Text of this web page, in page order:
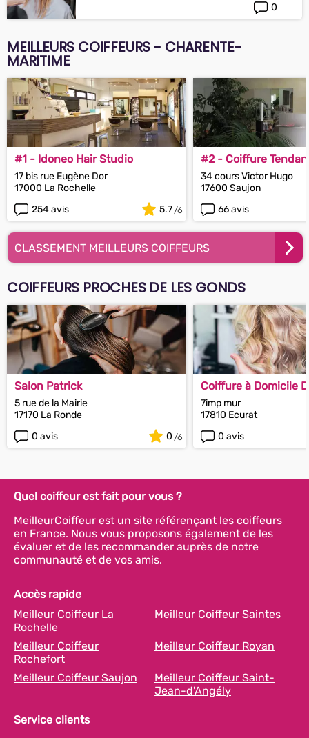
0
MEILLEURS COIFFEURS - CHARENTE-
MARITIME
#1 - Idoneo Hair Studio
17 bis rue Eugène Dor
17000 La Rochelle
254 avis
5.7
#2 - Coiffure
34 cours Victor Hugo
17600 Saujon
66 avis
CLASSEMENT MEILLEURS COIFFEURS
COIFFEURS PROCHES DE LES GONDS
Salon Patrick
5 rue de la Mairie
17170 La Ronde
0 avis
0
Coiffure à Domicile
Saintais
7imp mur
17810 Ecurat
0 avis
Quel coiffeur est fait pour vous ?
MeilleurCoiffeur est un site référençant les coiffeurs
en France. Nous vous proposons également de les
évaluer et de les recommander auprès de notre
communauté et de vos amis.
Accès rapide
Meilleur Coiffeur La
Rochelle
Meilleur Coiffeur Saintes
Meilleur Coiffeur
Rochefort
Meilleur Coiffeur Royan
Meilleur Coiffeur Saujon
Meilleur Coiffeur Saint-
Jean-d'Angély
Service clients